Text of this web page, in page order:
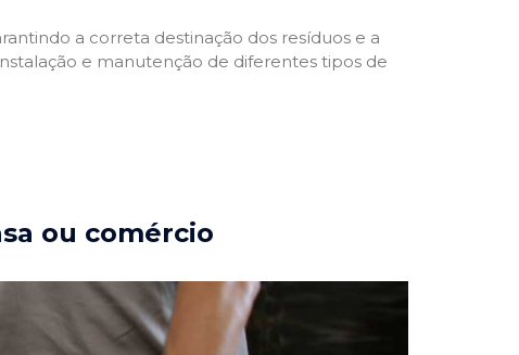
a correta destinação dos resíduos e a
e manutenção de diferentes tipos de
ou comércio